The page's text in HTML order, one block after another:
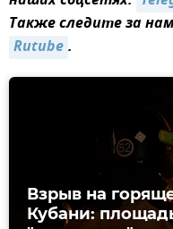
Также следите за
Rutube.
Взрыв на
Кубани: